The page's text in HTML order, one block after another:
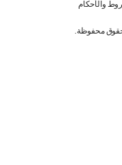
والأحكام